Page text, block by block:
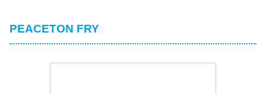
PEACETON FRY